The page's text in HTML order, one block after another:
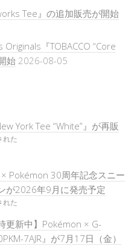
Tee』の追加販売が開始
Originals『TOBACCO “Core
始 2026-08-05
York Tee “White”』が再販
れた
Pokémon 30周年記念スニー
が2026年9月に発売予定
れた
更新中】Pokémon × G-
7AJR』が7月17日（金）